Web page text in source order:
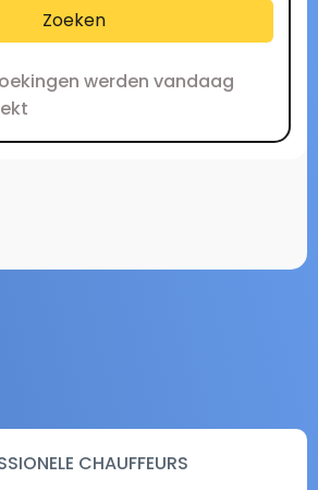
CHAUFFEURS
Zoeken
werden vandaag